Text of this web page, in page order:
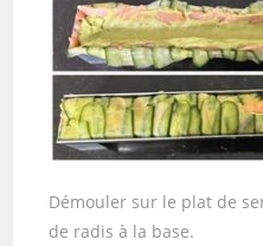
Démouler sur le plat de
de radis à la base.